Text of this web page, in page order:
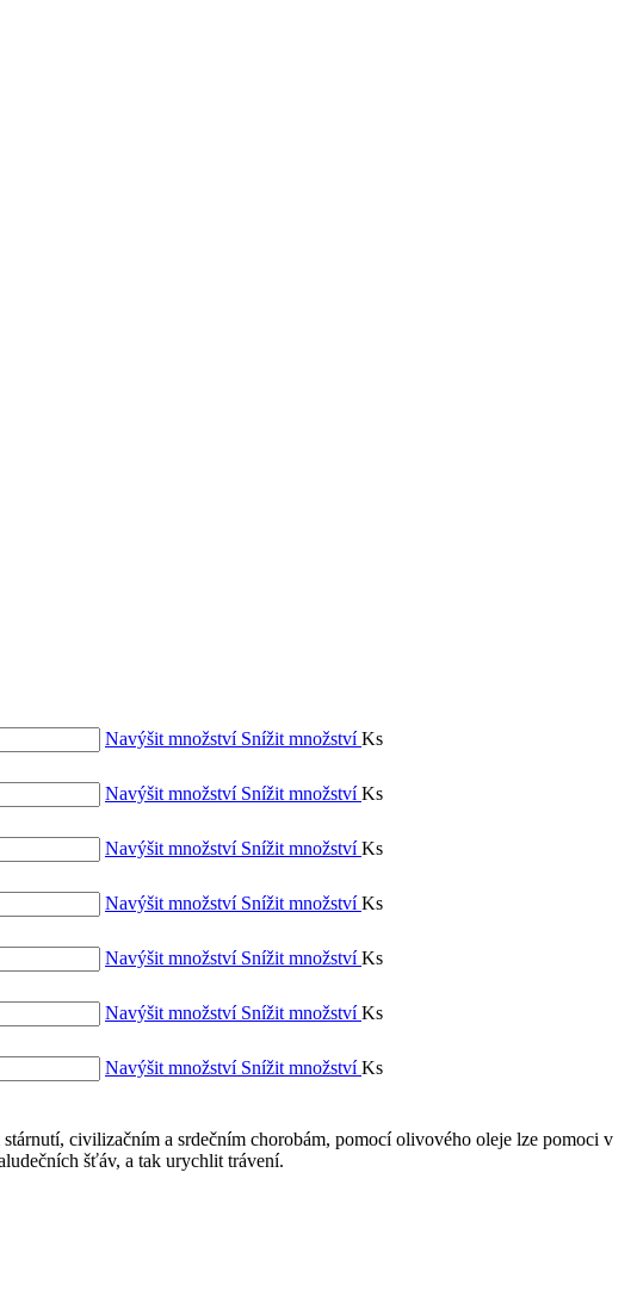
Navýšit množství Snížit množstvíKs
Navýšit množství Snížit množstvíKs
Navýšit množství Snížit množstvíKs
Navýšit množství Snížit množstvíKs
Navýšit množství Snížit množstvíKs
Navýšit množství Snížit množstvíKs
Navýšit množství Snížit množstvíKs
civilizačním a srdečním chorobám, pomocí olivového oleje lze pomoci v
šťáv, a tak urychlit trávení.